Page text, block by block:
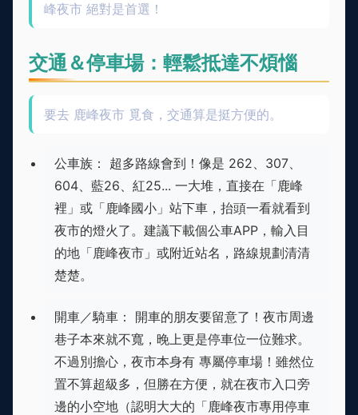
峰夜市 絕對是首選！
交通＆停車場：輕鬆抵達不煩惱
要去 鹿峰夜市 覓食，交通算是挺方便的。
公車族： 超多路線會到！像是 262、307、
604、藍26、紅25... 一大堆，直接在「鹿峰
裡」或「鹿峰國小」站下車，抬頭一看就看到
夜市的燈火了。建議下載個公車APP，輸入目
的地「鹿峰夜市」或附近站名，路線規劃清清
楚楚。
開車／騎車： 開車的朋友要留意了！夜市周邊
巷子本來就不寬，晚上更是停車位一位難求。
不過別擔心，夜市本身有 專屬停車場！雖然位
置不算超級多，但勝在方便，就在夜市入口旁
邊的小空地（認明大大的「鹿峰夜市專用停車